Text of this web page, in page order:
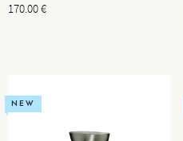
170.00€
NEW